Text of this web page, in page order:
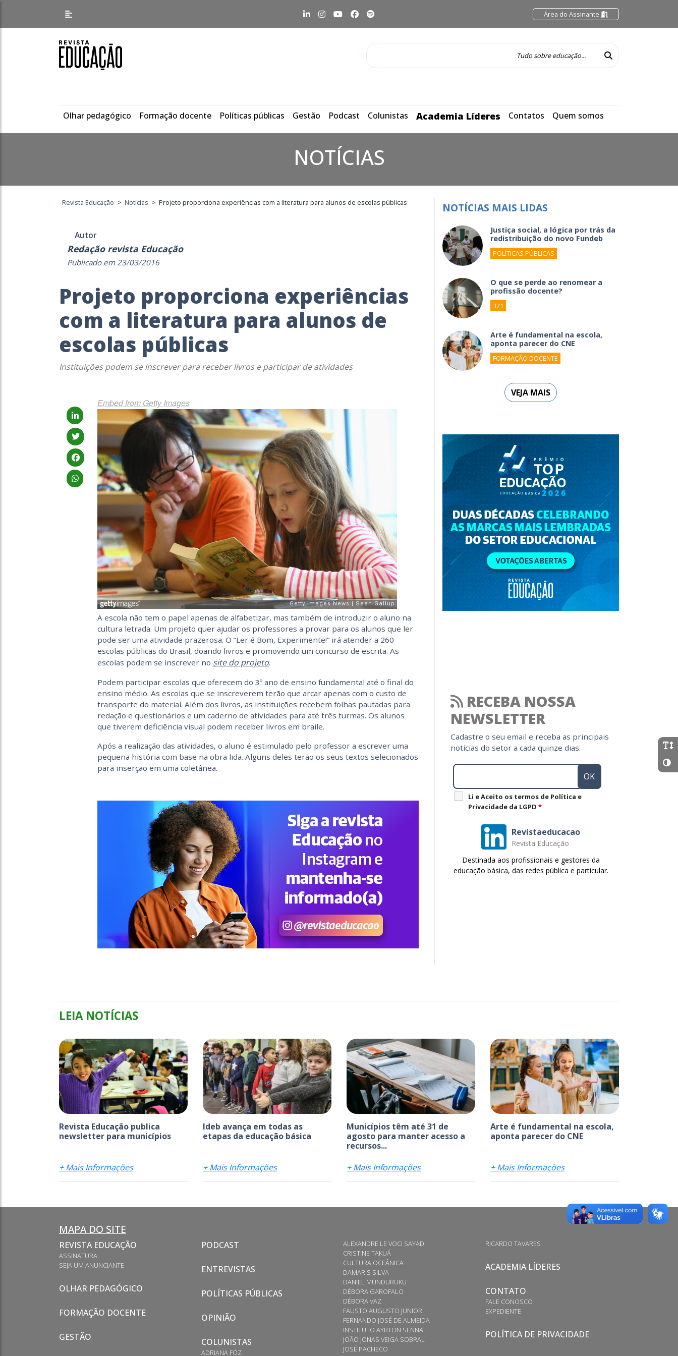
Área do Assinante
Olhar pedagógico Formação docente Políticas públicas Gestão Podcast Colunistas Academia Líderes Contatos Quem somos
NOTÍCIAS
Revista Educação > Notícias > Projeto proporciona experiências com a literatura para alunos de escolas públicas
Autor
Redação revista Educação
Publicado em 23/03/2016
Projeto proporciona experiências
com a literatura para alunos de
escolas públicas
Instituições podem se inscrever para receber livros e participar de atividades
Embed from Getty Images
A escola não tem o papel apenas de alfabetizar, mas também de introduzir o aluno na
cultura letrada. Um projeto quer ajudar os professores a provar para os alunos que ler
pode ser uma atividade prazerosa. O “Ler é Bom, Experimente!” irá atender a 260
escolas públicas do Brasil, doando livros e promovendo um concurso de escrita. As
escolas podem se inscrever no site do projeto.
Podem participar escolas que oferecem do 3º ano de ensino fundamental até o final do
ensino médio. As escolas que se inscreverem terão que arcar apenas com o custo de
transporte do material. Além dos livros, as instituições recebem folhas pautadas para
redação e questionários e um caderno de atividades para até três turmas. Os alunos
que tiverem deficiência visual podem receber livros em braile.
Após a realização das atividades, o aluno é estimulado pelo professor a escrever uma
pequena história com base na obra lida. Alguns deles terão os seus textos selecionados
para inserção em uma coletânea.
NOTÍCIAS MAIS LIDAS
Justiça social, a lógica por trás da
redistribuição do novo Fundeb
POLÍTICAS PÚBLICAS
O que se perde ao renomear a
profissão docente?
321
Arte é fundamental na escola,
aponta parecer do CNE
FORMAÇÃO DOCENTE
VEJA MAIS
RECEBA NOSSA
NEWSLETTER
Cadastre o seu email e receba as principais
notícias do setor a cada quinze dias.
Li e Aceito os termos de Política e
Privacidade da LGPD *
Revistaeducacao
Revista Educação
Destinada aos profissionais e gestores da
educação básica, das redes pública e particular.
LEIA NOTÍCIAS
Revista Educação publica
newsletter para municípios
+ Mais Informações
Ideb avança em todas as
etapas da educação básica
+ Mais Informações
Municípios têm até 31 de
agosto para manter acesso a
recursos...
+ Mais Informações
Arte é fundamental na escola,
aponta parecer do CNE
+ Mais Informações
MAPA DO SITE
REVISTA EDUCAÇÃO
ASSINATURA
SEJA UM ANUNCIANTE
OLHAR PEDAGÓGICO
FORMAÇÃO DOCENTE
GESTÃO
PODCAST
ENTREVISTAS
POLÍTICAS PÚBLICAS
OPINIÃO
COLUNISTAS
ADRIANA FÓZ
ALEXANDRE LE VOCI SAYAD
CRISTINE TAKUÁ
CULTURA OCEÂNICA
DAMARIS SILVA
DANIEL MUNDURUKU
DÉBORA GAROFALO
DÉBORA VAZ
FAUSTO AUGUSTO JUNIOR
FERNANDO JOSÉ DE ALMEIDA
INSTITUTO AYRTON SENNA
JOÃO JONAS VEIGA SOBRAL
JOSÉ PACHECO
RICARDO TAVARES
ACADEMIA LÍDERES
CONTATO
FALE CONOSCO
EXPEDIENTE
POLÍTICA DE PRIVACIDADE